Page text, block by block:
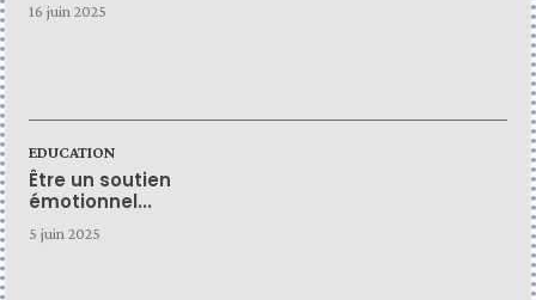
16 juin 2025
EDUCATION
Être un soutien
émotionnel...
5 juin 2025